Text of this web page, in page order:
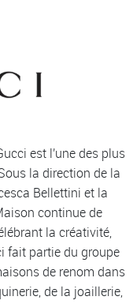
est l'une des plus
la direction de la
Bellettini et la
continue de
la créativité,
fait partie du groupe
de renom dans
de la joaillerie,